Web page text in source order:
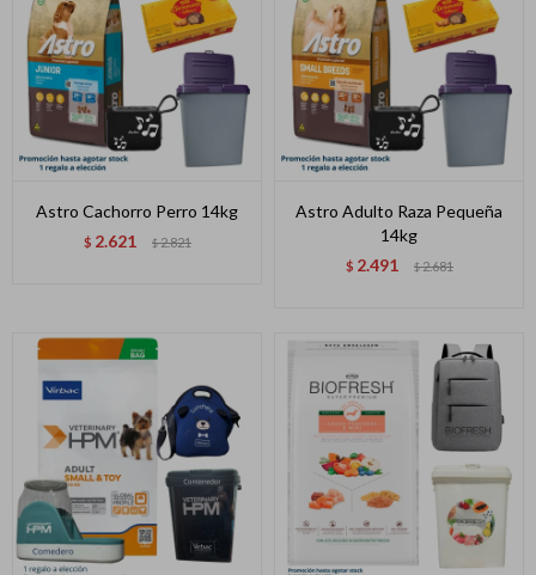
Astro Cachorro Perro 14kg
$ 2.621 $2.821
Astro Adulto Raza Pequeña
14kg
$ 2.491 $2.681